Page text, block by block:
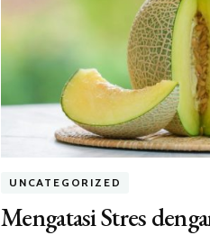
UNCATEGORIZED
Mengatasi Stres